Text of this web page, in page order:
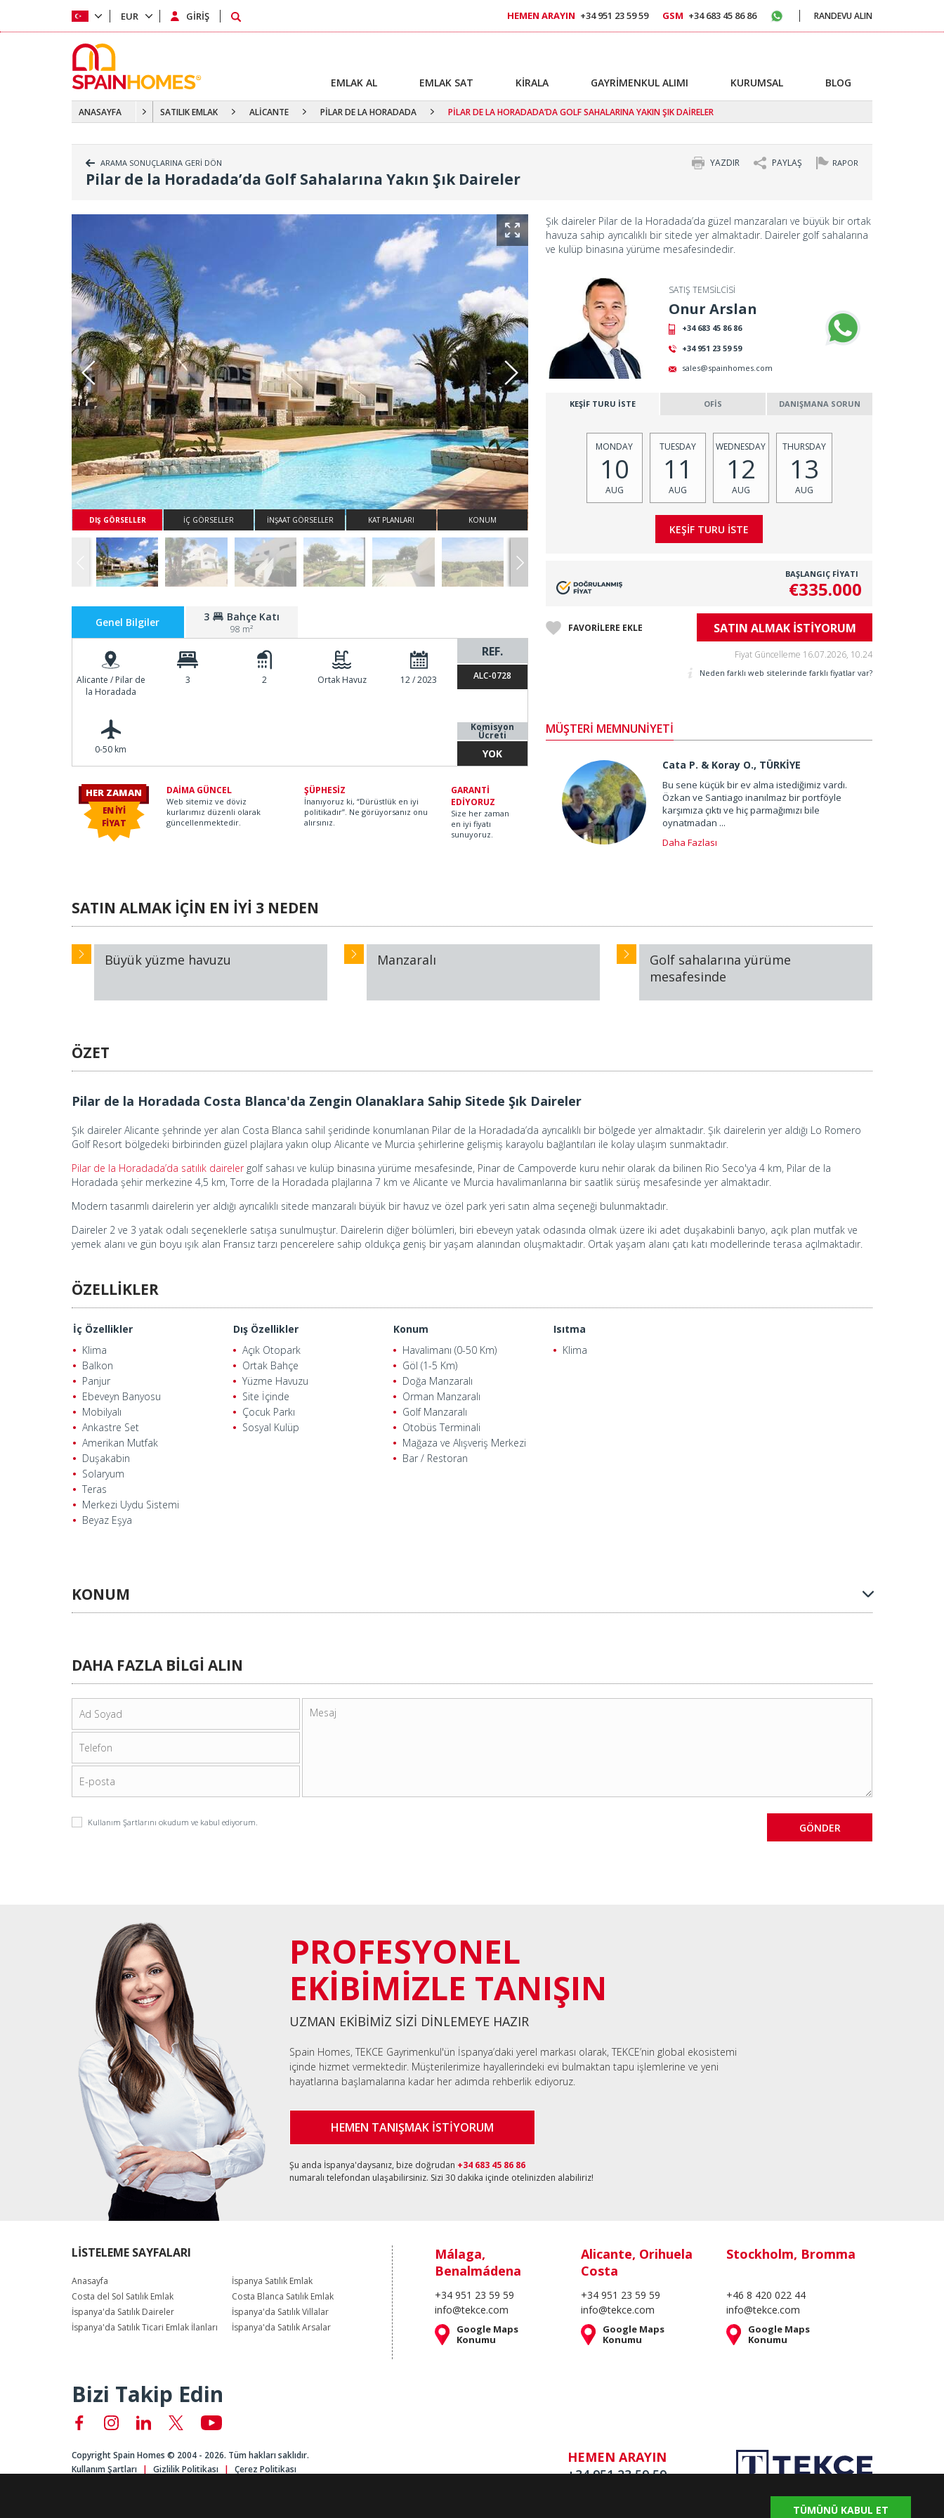
ANASAYFA SATILIK EMLAK ALİCANTE PİLAR DE LA HORADADA PİLAR DE LA HORADADA’DA GOLF SAHALARINA YAKIN ŞIK DAİRELER
ARAMA SONUÇLARINA GERİ DÖN RAPOR
PAYLAŞ
YAZDIR
Pilar de la Horadada’da Golf Sahalarına Yakın Şık Daireler
DIŞ GÖRSELLER İÇ GÖRSELLER İNŞAAT GÖRSELLER KAT PLANLARI KONUM
Genel Bilgiler 3 Bahçe Katı
98 m²
REF.
ALC-0728
Komisyon
Ücreti
YOK
Alicante / Pilar de
la Horadada
3 2 Ortak Havuz 12 / 2023
0-50 km
HER ZAMAN
EN İYİ
FİYAT
DAİMA GÜNCEL
Web sitemiz ve döviz
kurlarımız düzenli olarak
güncellenmektedir.
ŞÜPHESİZ
İnanıyoruz ki, “Dürüstlük en iyi
politikadır”. Ne görüyorsanız onu
alırsınız.
GARANTİ
EDİYORUZ
Size her zaman
en iyi fiyatı
sunuyoruz.
Şık daireler Pilar de la Horadada’da güzel manzaraları ve büyük bir ortak
havuza sahip ayrıcalıklı bir sitede yer almaktadır. Daireler golf sahalarına
ve kulüp binasına yürüme mesafesindedir.
SATIŞ TEMSİLCİSİ
Onur Arslan
+34 683 45 86 86
+34 951 23 59 59
sales@spainhomes.com
Whatsapp
KEŞİF TURU İSTE OFİS DANIŞMANA SORUN
MONDAY
10
AUG
TUESDAY
11
AUG
WEDNESDAY
12
AUG
THURSDAY
13
AUG
BAŞLANGIÇ FİYATI
€335.000
FAVORİLERE EKLE SATIN ALMAK İSTİYORUM
Fiyat Güncelleme 16.07.2026, 10.24
Neden farklı web sitelerinde farklı fiyatlar var?
MÜŞTERİ MEMNUNİYETİ
Cata P. & Koray O., TÜRKİYE
Bu sene küçük bir ev alma istediğimiz vardı.
Özkan ve Santiago inanılmaz bir portföyle
karşımıza çıktı ve hiç parmağımızı bile
oynatmadan ...
Daha Fazlası
SATIN ALMAK İÇİN EN İYİ 3 NEDEN
Büyük yüzme havuzu Manzaralı
Golf sahalarına yürüme
mesafesinde
ÖZET
Pilar de la Horadada Costa Blanca'da Zengin Olanaklara Sahip Sitede Şık Daireler
Şık daireler Alicante şehrinde yer alan Costa Blanca sahil şeridinde konumlanan Pilar de la Horadada’da ayrıcalıklı bir bölgede yer almaktadır. Şık dairelerin yer aldığı Lo Romero
Golf Resort bölgedeki birbirinden güzel plajlara yakın olup Alicante ve Murcia şehirlerine gelişmiş karayolu bağlantıları ile kolay ulaşım sunmaktadır.
Pilar de la Horadada’da satılık dairelergolf sahası ve kulüp binasına yürüme mesafesinde, Pinar de Campoverde kuru nehir olarak da bilinen Rio Seco'ya 4 km, Pilar de la
Horadada şehir merkezine 4,5 km, Torre de la Horadada plajlarına 7 km ve Alicante ve Murcia havalimanlarına bir saatlik sürüş mesafesinde yer almaktadır.
Modern tasarımlı dairelerin yer aldığı ayrıcalıklı sitede manzaralı büyük bir havuz ve özel park yeri satın alma seçeneği bulunmaktadır.
Daireler 2 ve 3 yatak odalı seçeneklerle satışa sunulmuştur. Dairelerin diğer bölümleri, biri ebeveyn yatak odasında olmak üzere iki adet duşakabinli banyo, açık plan mutfak ve
yemek alanı ve gün boyu ışık alan Fransız tarzı pencerelere sahip oldukça geniş bir yaşam alanından oluşmaktadır. Ortak yaşam alanı çatı katı modellerinde terasa açılmaktadır.
ÖZELLİKLER
İç Özellikler
Klima
Balkon
Panjur
Ebeveyn Banyosu
Mobilyalı
Ankastre Set
Amerikan Mutfak
Duşakabin
Solaryum
Teras
Merkezi Uydu Sistemi
Beyaz Eşya
Dış Özellikler
Açık Otopark
Ortak Bahçe
Yüzme Havuzu
Site İçinde
Çocuk Parkı
Sosyal Kulüp
Konum
Havalimanı (0-50 Km)
Göl (1-5 Km)
Doğa Manzaralı
Orman Manzaralı
Golf Manzaralı
Otobüs Terminali
Mağaza ve Alışveriş Merkezi
Bar / Restoran
Isıtma
Klima
KONUM
DAHA FAZLA BİLGİ ALIN
Kullanım Şartlarını okudum ve kabul ediyorum.
EUR GİRİŞ HEMEN ARAYIN +34 951 23 59 59 GSM +34 683 45 86 86 RANDEVU ALIN
EMLAK AL EMLAK SAT KİRALA GAYRİMENKUL ALIMI KURUMSAL BLOG
PROFESYONEL
EKİBİMİZLE TANIŞIN
UZMAN EKİBİMİZ SİZİ DİNLEMEYE HAZIR
Spain Homes, TEKCE Gayrimenkul'ün İspanya’daki yerel markası olarak, TEKCE’nin global ekosistemi
içinde hizmet vermektedir. Müşterilerimize hayallerindeki evi bulmaktan tapu işlemlerine ve yeni
hayatlarına başlamalarına kadar her adımda rehberlik ediyoruz.
HEMEN TANIŞMAK İSTİYORUM
Şu anda İspanya'daysanız, bize doğrudan +34 683 45 86 86
numaralı telefondan ulaşabilirsiniz. Sizi 30 dakika içinde otelinizden alabiliriz!
LİSTELEME SAYFALARI
Anasayfa
İspanya Satılık Emlak
Costa del Sol Satılık Emlak
Costa Blanca Satılık Emlak
İspanya'da Satılık Daireler
İspanya'da Satılık Villalar
İspanya'da Satılık Ticari Emlak İlanları
İspanya'da Satılık Arsalar
Málaga,
Benalmádena
+34 951 23 59 59
info@tekce.com
Google Maps
Konumu
Alicante, Orihuela
Costa
+34 951 23 59 59
info@tekce.com
Google Maps
Konumu
Stockholm, Bromma
+46 8 420 022 44
info@tekce.com
Google Maps
Konumu
Bizi Takip Edin
Copyright Spain Homes © 2004 - 2026. Tüm hakları saklıdır.
Kullanım Şartları
Gizlilik Politikası Çerez Politikası
HEMEN ARAYIN
+34 951 23 59 59
TÜMÜNÜ KABUL ET